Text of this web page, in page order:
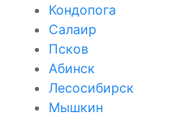
Кондопога
Салаир
Псков
Абинск
Лесосибирск
Мышкин